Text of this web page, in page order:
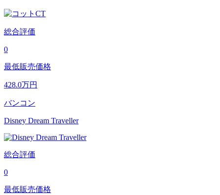
総合評価
0
最低販売価格
428.0万円
バンコン
Disney Dream Traveller
総合評価
0
最低販売価格